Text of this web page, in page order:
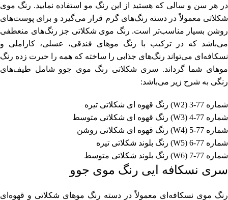
در هر سن و سالی که هستید از این رنگ مو استفاده نمایید. رنگ موی
شکلاتی معمولاً در دسته رنگ‌های گرم قرار می‌گیرد و برای پوست‌های
روشن بسیار مناسب‌تر است. رنگ موی شکلاتی جز رنگ‌های منعطفی
می‌باشد که در ترکیب با رنگ موهای فندقی، عسلی، کاراملی و
نسکافه‌ای می‌تواند رنگ‌های جذابی را ساخته که همه را حیرت زده رنگ
موهای شما گرداند. سری شکلاتی رنگ موی جوو شامل طیف‌های
رنگی به شرح زیر می‌باشد:
شماره 77-3 (W2) رنگ قهوه ای شکلاتی تیره
شماره 77-4 (W3) رنگ قهوه ای شکلاتی متوسط
شماره 77-5 (W4) رنگ قهوه ای شکلاتی روشن
شماره 77-6 (W5) رنگ بلوند شکلاتی تیره
شماره 77-7 (W6) رنگ بلوند شکلاتی متوسط
سری نسکافه ایی رنگ موی جوو
رنگ موی نسکافه‌ای معمولاً در دسته رنگ موهای شکلاتی و قهوه‌ای